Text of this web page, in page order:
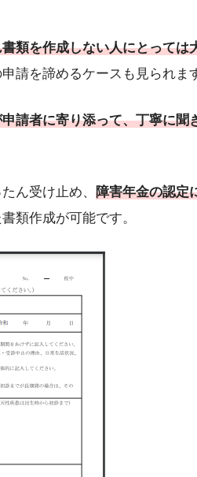
類を作成しない人にとっては
請を諦めるケースも見られま
請者に寄り添って、丁寧に聞
ん受け止め、 障害年金の認定
類作成が可能です。